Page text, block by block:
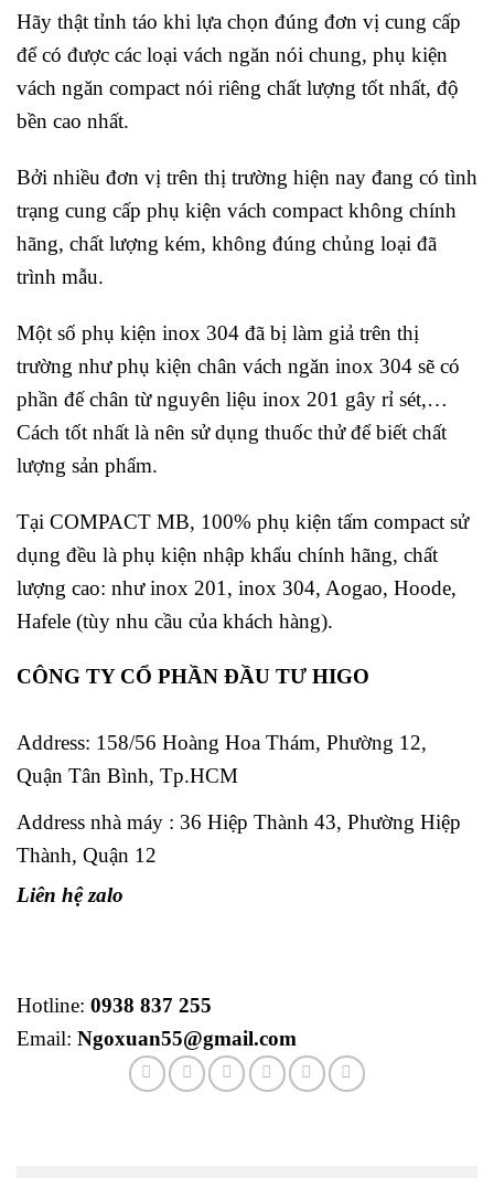
Hãy thật tỉnh táo khi lựa chọn đúng đơn vị cung cấp
để có được các loại vách ngăn nói chung, phụ kiện
vách ngăn compact nói riêng chất lượng tốt nhất, độ
bền cao nhất.
Bởi nhiều đơn vị trên thị trường hiện nay đang có tình
trạng cung cấp phụ kiện vách compact không chính
hãng, chất lượng kém, không đúng chủng loại đã
trình mẫu.
Một số phụ kiện inox 304 đã bị làm giả trên thị
trường như phụ kiện chân vách ngăn inox 304 sẽ có
phần đế chân từ nguyên liệu inox 201 gây rỉ sét,…
Cách tốt nhất là nên sử dụng thuốc thử để biết chất
lượng sản phẩm.
Tại COMPACT MB, 100% phụ kiện tấm compact sử
dụng đều là phụ kiện nhập khẩu chính hãng, chất
lượng cao: như inox 201, inox 304, Aogao, Hoode,
Hafele (tùy nhu cầu của khách hàng).
CÔNG TY CỔ PHẦN ĐẦU TƯ HIGO
Address: 158/56 Hoàng Hoa Thám, Phường 12,
Quận Tân Bình, Tp.HCM
Address nhà máy : 36 Hiệp Thành 43, Phường Hiệp
Thành, Quận 12
Liên hệ zalo
Hotline: 0938 837 255
Email: Ngoxuan55@gmail.com